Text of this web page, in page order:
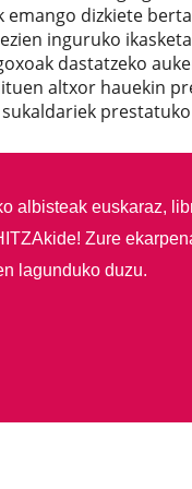
emango dizkiete
inguruko
dastatzeko
altxor hauekin
albisteak euskaraz,
Zure
lagunduko duzu.